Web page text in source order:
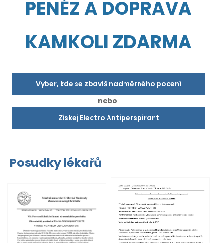
PENĚZ A DOPRAVA
KAMKOLI ZDARMA
Vyber, kde se zbavíš nadměrného pocení
nebo
Získej Electro Antiperspirant
Posudky lékařů